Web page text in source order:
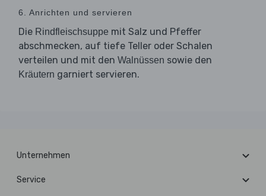
6. Anrichten und servieren
Die Rindfleischsuppe mit Salz und Pfeffer
abschmecken, auf tiefe Teller oder Schalen
verteilen und mit den Walnüssen sowie den
Kräutern garniert servieren.
Unternehmen
Service